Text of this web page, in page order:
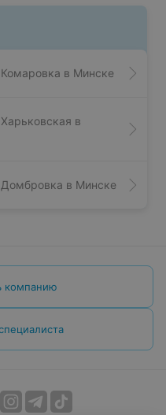
в Минске
в
в Минске
компанию